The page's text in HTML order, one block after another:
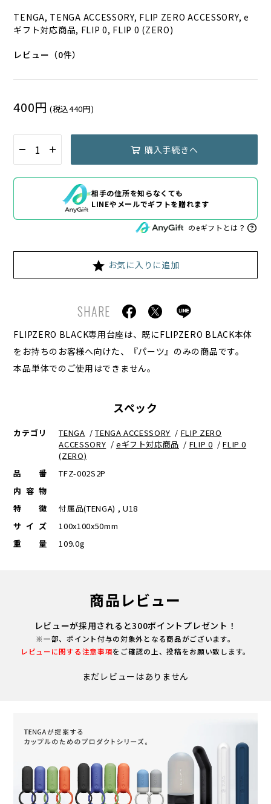
TENGA, TENGA ACCESSORY, FLIP ZERO ACCESSORY, e
ギフト対応商品, FLIP 0, FLIP 0 (ZERO)
レビュー（0件）
400円 (税込440円)
購入手続きへ
相手の住所を知らなくても
LINEやメールでギフトを贈れます
のeギフトとは？
お気に入りに追加
SHARE
FLIPZERO BLACK専用台座は、既にFLIPZERO BLACK本体
をお持ちのお客様へ向けた、『パーツ』のみの商品です。
本品単体でのご使用はできません。
スペック
カテゴリ TENGA /TENGA ACCESSORY / FLIP ZERO
ACCESSORY / eギフト対応商品 / FLIP 0 /FLIP 0
(ZERO)
品番
TFZ-002S2P
内容物
特徴
付属品(TENGA) , U18
サイズ
100x100x50mm
重量
109.0g
商品レビュー
レビューが採用されると300ポイントプレゼント！
※一部、ポイント付与の対象外となる商品がございます。
レビューに関する注意事項をご確認の上、投稿をお願い致します。
まだレビューはありません